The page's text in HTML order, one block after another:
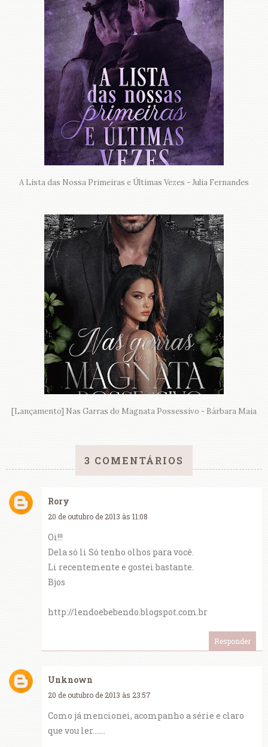
A Lista das Nossa Primeiras e Últimas Vezes - Julia Fernandes
[Lançamento] Nas Garras do Magnata Possessivo - Bárbara Maia
3 COMENTÁRIOS
Rory
20 de outubro de 2013 às 11:08
Oi!!!
Dela só li Só tenho olhos para você.
Li recentemente e gostei bastante.
Bjos
http://lendoebebendo.blogspot.com.br
Responder
Unknown
20 de outubro de 2013 às 23:57
Como já mencionei, acompanho a série e claro
que vou ler.......